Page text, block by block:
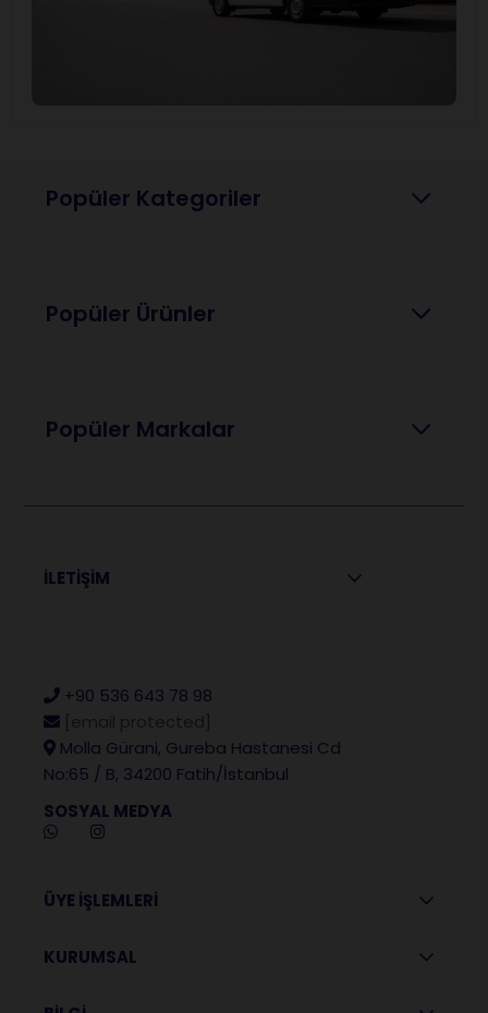
Popüler Kategoriler
Popüler Ürünler
Popüler Markalar
İLETİŞİM
+90 536 643 78 98
Molla Gürani, Gureba Hastanesi Cd
No:65 / B, 34200 Fatih/İstanbul
SOSYAL MEDYA
ÜYE İŞLEMLERİ
KURUMSAL